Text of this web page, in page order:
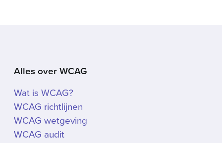
Alles over WCAG
Wat is WCAG?
WCAG richtlijnen
WCAG wetgeving
WCAG audit